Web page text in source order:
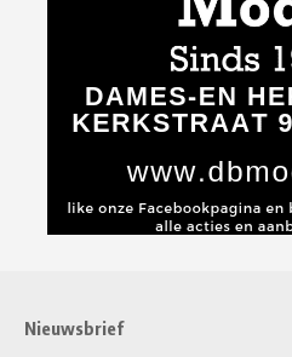
Nieuwsbrief